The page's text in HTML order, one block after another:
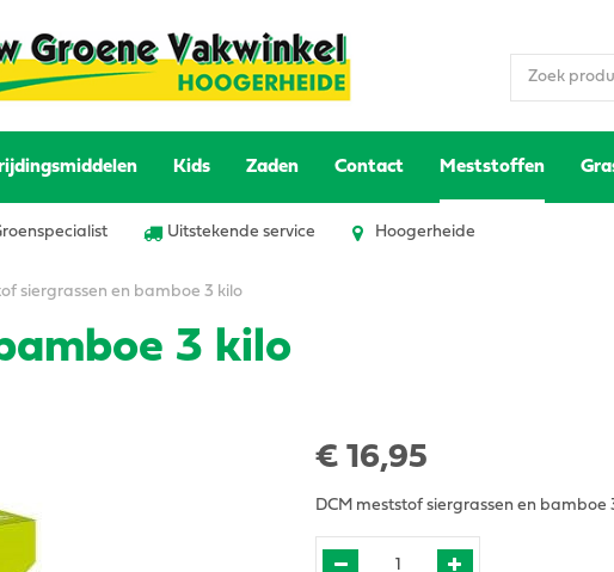
siergrassen en bamboe 3 kilo
Kids Zaden Contact Meststoffen
Uitstekende service Hoogerheide
3 kilo
€ 16,95
DCM meststof siergrassen en bamboe